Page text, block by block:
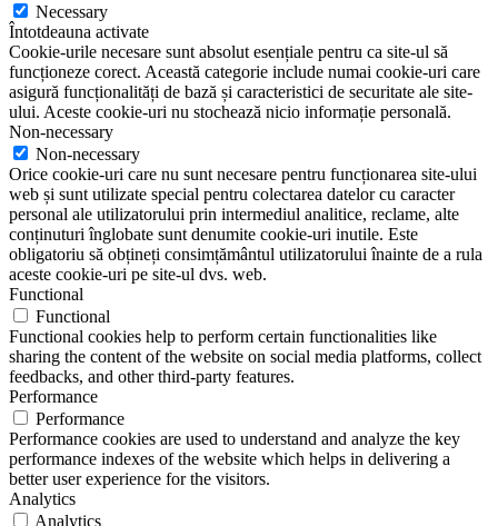
Necessary
Întotdeauna activate
Cookie-urile necesare sunt absolut esențiale pentru ca site-ul să
funcționeze corect. Această categorie include numai cookie-uri care
asigură funcționalități de bază și caracteristici de securitate ale site-
ului. Aceste cookie-uri nu stochează nicio informație personală.
Non-necessary
Non-necessary
Orice cookie-uri care nu sunt necesare pentru funcționarea site-ului
web și sunt utilizate special pentru colectarea datelor cu caracter
personal ale utilizatorului prin intermediul analitice, reclame, alte
conținuturi înglobate sunt denumite cookie-uri inutile. Este
obligatoriu să obțineți consimțământul utilizatorului înainte de a rula
aceste cookie-uri pe site-ul dvs. web.
Functional
Functional
Functional cookies help to perform certain functionalities like
sharing the content of the website on social media platforms, collect
feedbacks, and other third-party features.
Performance
Performance
Performance cookies are used to understand and analyze the key
performance indexes of the website which helps in delivering a
better user experience for the visitors.
Analytics
Analytics